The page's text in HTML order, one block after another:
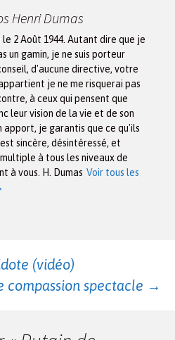
Henri Dumas
le 2 Août 1944. Autant dire que je
un gamin, je ne suis porteur
d'aucune directive, votre
je ne me risquerai pas
à ceux qui pensent que
leur vision de la vie et de son
je garantis que ce qu'ils
sincère, désintéressé, et
à tous les niveaux de
à vous. H. Dumas Voir tous les
(vidéo)
compassion spectacle →